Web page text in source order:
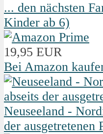
... den nächsten
Kinder ab 6)
19,95 EUR
Bei Amazon
Neuseeland -
der ausgetretenen